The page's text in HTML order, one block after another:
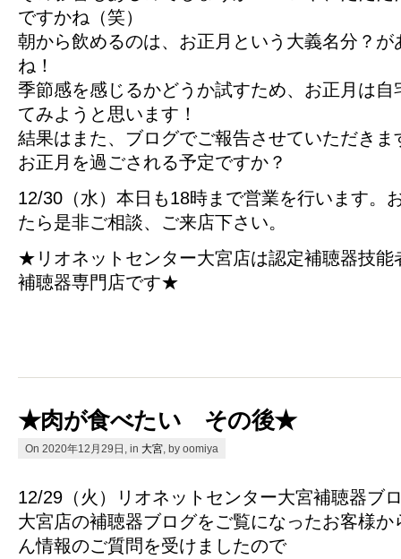
ですかね（笑）
朝から飲めるのは、お正月という大義名分？が
ね！
季節感を感じるかどうか試すため、お正月は
てみようと思います！
結果はまた、ブログでご報告させていただき
お正月を過ごされる予定ですか？
12/30（水）本日も18時まで営業を行います。
たら是非ご相談、ご来店下さい。
★リオネットセンター大宮店は認定補聴器技能
補聴器専門店です★
★肉が食べたい その後★
On 2020年12月29日, in 大宮 , by oomiya
12/29（火）リオネットセンター大宮補聴器ブ
大宮店の補聴器ブログをご覧になったお客様
ん情報のご質問を受けましたので